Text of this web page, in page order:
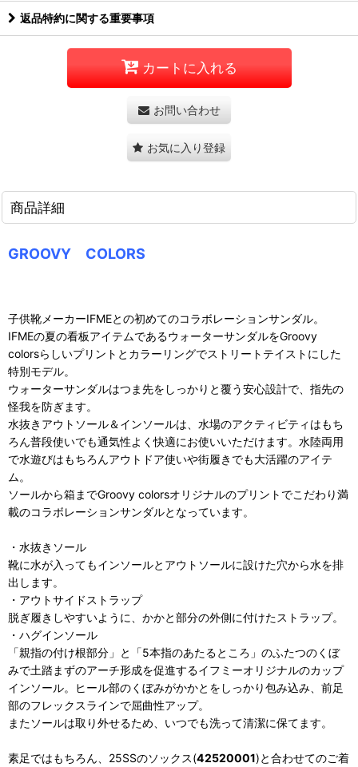
返品特約に関する重要事項
カートに入れる
お問い合わせ
お気に入り登録
商品詳細
GROOVY COLORS
子供靴メーカーIFMEとの初めてのコラボレーションサンダル。
IFMEの夏の看板アイテムであるウォーターサンダルをGroovy
colorsらしいプリントとカラーリングでストリートテイストにした
特別モデル。
ウォーターサンダルはつま先をしっかりと覆う安心設計で、指先の
怪我を防ぎます。
水抜きアウトソール＆インソールは、水場のアクティビティはもち
ろん普段使いでも通気性よく快適にお使いいただけます。水陸両用
で水遊びはもちろんアウトドア使いや街履きでも大活躍のアイテ
ム。
ソールから箱までGroovy colorsオリジナルのプリントでこだわり満
載のコラボレーションサンダルとなっています。
・水抜きソール
靴に水が入ってもインソールとアウトソールに設けた穴から水を排
出します。
・アウトサイドストラップ
脱ぎ履きしやすいように、かかと部分の外側に付けたストラップ。
・ハグインソール
「親指の付け根部分」と「5本指のあたるところ」のふたつのくぼ
みで土踏まずのアーチ形成を促進するイフミーオリジナルのカップ
インソール。ヒール部のくぼみがかかとをしっかり包み込み、前足
部のフレックスラインで屈曲性アップ。
またソールは取り外せるため、いつでも洗って清潔に保てます。
素足ではもちろん、25SSのソックス(42520001)と合わせてのご着